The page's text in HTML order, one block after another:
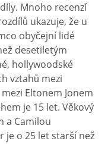
Mnoho recenzí
ukazuje, že u
obyčejní lidé
desetiletým
hollywoodské
vztahů mezi
Eltonem Jonem
je 15 let. Věkový
a Camilou
je o 25 let starší než